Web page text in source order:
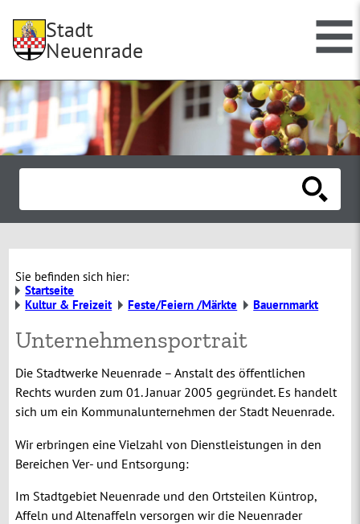
Stadt
Neuenrade
Sie befinden sich hier:
Startseite
Kultur & Freizeit
Feste/Feiern /Märkte Bauernmarkt
Unternehmensportrait
Die Stadtwerke Neuenrade – Anstalt des öffentlichen
Rechts wurden zum 01. Januar 2005 gegründet. Es handelt
sich um ein Kommunalunternehmen der Stadt Neuenrade.
Wir erbringen eine Vielzahl von Dienstleistungen in den
Bereichen Ver- und Entsorgung:
Im Stadtgebiet Neuenrade und den Ortsteilen Küntrop,
Affeln und Altenaffeln versorgen wir die Neuenrader